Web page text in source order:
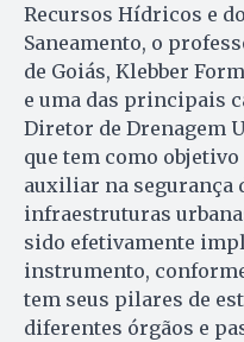
Recursos Hídricos e
Saneamento, o
de Goiás, Klebber
e uma das principais
Diretor de Drenagem
que tem como
auxiliar na segurança
infraestruturas
sido efetivamente
instrumento,
tem seus pilares de
diferentes órgãos e